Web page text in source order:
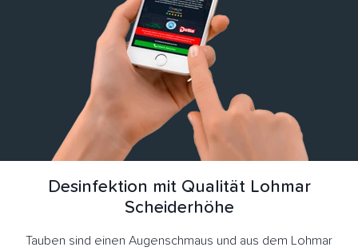
Desinfektion mit Qualität Lohmar
Scheiderhöhe
Tauben sind einen Augenschmaus und aus dem Lohmar